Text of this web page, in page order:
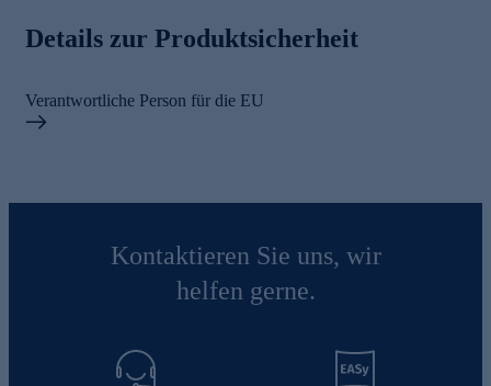
Details zur Produktsicherheit
Verantwortliche Person für die EU
Kontaktieren Sie uns, wir
helfen gerne.